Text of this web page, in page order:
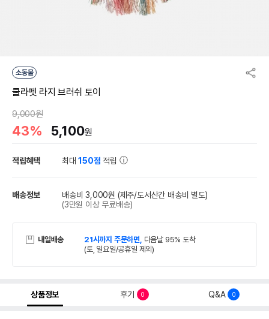
소동물
쿨라펫 라지 브러쉬 토이
9,000원
43% 5,100원
적립혜택 최대150점 적립
배송정보 배송비 3,000원 (제주/도서산간 배송비 별도)
(3만원 이상 무료배송)
내일배송 21시까지 주문하면, 다음날 95% 도착
(토, 일요일/공휴일 제외)
상품정보 후기 0 Q&A 0